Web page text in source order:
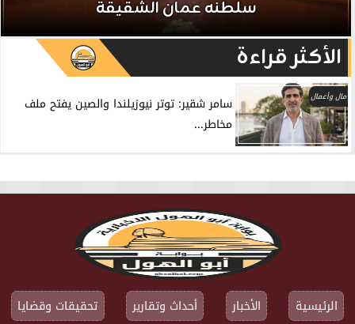
سلطنه عمان الشقيقة
الأكثر قراءة
مال وأعمال
سامر شقير: توتر نيوزيلندا والصين يفتح ملف
مخاطر...
الرئيسية الأخبار أحداث وتقارير تحقيقات وقضايا